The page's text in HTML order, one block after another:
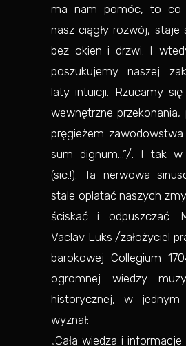
ma nam pomóc, to co
nasz ciągły rozwój, staje
bez okien i drzwi. I
poszukujemy naszej
laty intuicji. Rzucamy
wewnętrzne przekonania,
pręgieżem
sum dignum…”/. I tak w
(sic.!). Ta nerwowa
stale oplatać naszych
ściskać i odpuszczać.
Vaclav Luks /założyciel
barokowej Collegium
ogromnej wiedzy
historycznej, w
wyznał:
„Cała wiedza i